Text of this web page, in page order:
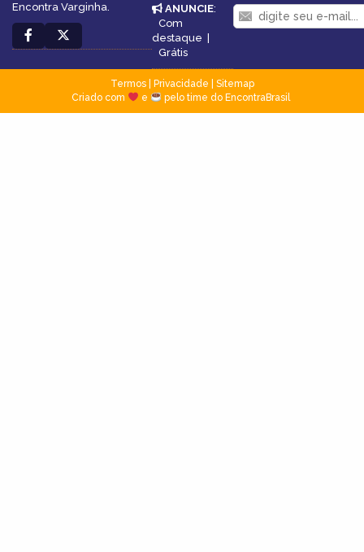
Encontra Varginha.
ANUNCIE:
Com
destaque
Grátis
Termos| Privacidade
Sitemap
Criado com
e pelo time do EncontraBrasil